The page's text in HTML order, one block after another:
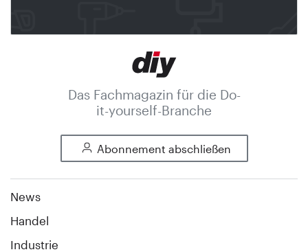
Das Fachmagazin für die Do-
it-yourself-Branche
Abonnement abschließen
News
Handel
Industrie